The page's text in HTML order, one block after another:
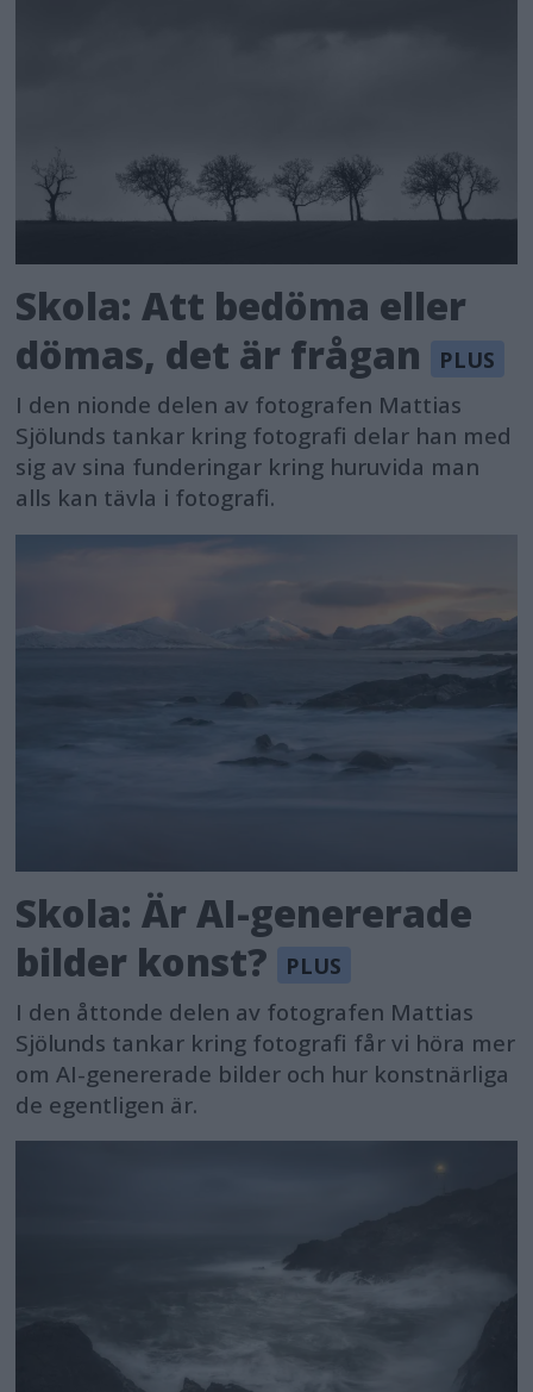
Skola: Att bedöma eller
dömas, det är frågan
I den nionde delen av fotografen Mattias
Sjölunds tankar kring fotografi delar han med
sig av sina funderingar kring huruvida man
alls kan tävla i fotografi.
Skola: Är AI-genererade
bilder konst?
I den åttonde delen av fotografen Mattias
Sjölunds tankar kring fotografi får vi höra mer
om AI-genererade bilder och hur konstnärliga
de egentligen är.